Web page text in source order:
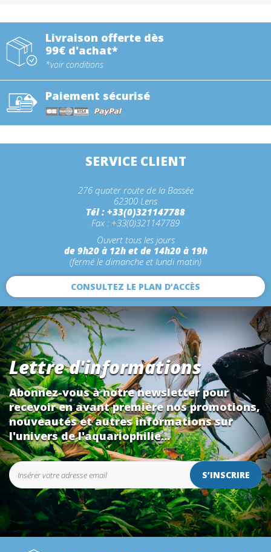
Livraison offerte dès
99€ d'achat*
*voir conditions
Paiement sécurisé
SERVICE CLIENT
276 quater route de la Bassée
62300 Lens
Tél : +33(0)321147788
Fax : +33(0)321147789
Ouvert tous les jours
de 9h20 à 12h et de 14h20 à 19h
(fermé le dimanche et lundi matin)
CONSULTEZ LE PLAN D’ACCÈS
Lettre d'informations
Abonnez-vous à notre newsletter pour
recevoir en avant première nos promotions,
nouveautés et autres informations sur
l'univers de l'aquariophilie...
S’INSCRIRE